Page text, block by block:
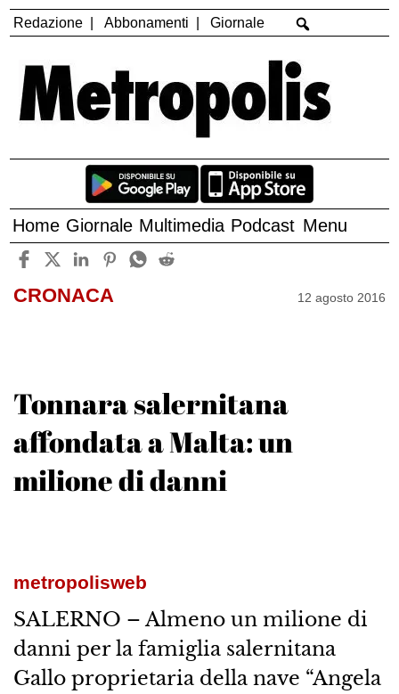
Redazione Abbonamenti Giornale
Home Giornale Multimedia Podcast Menu
CRONACA 12 agosto 2016
Tonnara salernitana
affondata a Malta: un
milione di danni
metropolisweb
SALERNO – Almeno un milione di
danni per la famiglia salernitana
Gallo proprietaria della nave “Angela